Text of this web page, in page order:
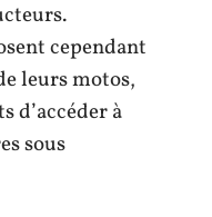
cependant
leurs motos,
d’accéder à
sous